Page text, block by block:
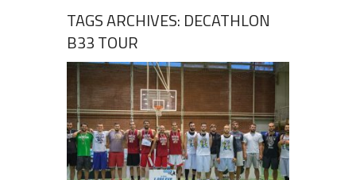
TAGS ARCHIVES: DECATHLON
B33 TOUR